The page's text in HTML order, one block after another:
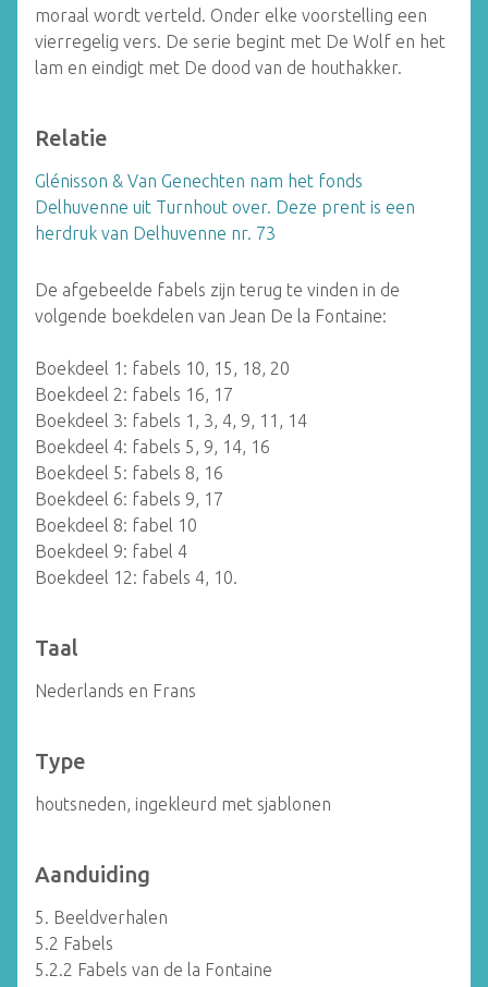
moraal wordt verteld. Onder elke voorstelling een
vierregelig vers. De serie begint met De Wolf en het
lam en eindigt met De dood van de houthakker.
Relatie
Glénisson & Van Genechten nam het fonds
Delhuvenne uit Turnhout over. Deze prent is een
herdruk van Delhuvenne nr. 73
De afgebeelde fabels zijn terug te vinden in de
volgende boekdelen van Jean De la Fontaine:
Boekdeel 1: fabels 10, 15, 18, 20
Boekdeel 2: fabels 16, 17
Boekdeel 3: fabels 1, 3, 4, 9, 11, 14
Boekdeel 4: fabels 5, 9, 14, 16
Boekdeel 5: fabels 8, 16
Boekdeel 6: fabels 9, 17
Boekdeel 8: fabel 10
Boekdeel 9: fabel 4
Boekdeel 12: fabels 4, 10.
Taal
Nederlands en Frans
Type
houtsneden, ingekleurd met sjablonen
Aanduiding
5. Beeldverhalen
5.2 Fabels
5.2.2 Fabels van de la Fontaine